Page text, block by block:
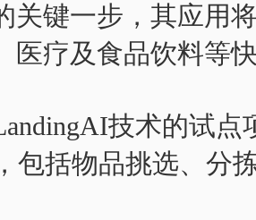
关键一步，其应用
医疗及食品饮料等
技术的试
包括物品挑选、分